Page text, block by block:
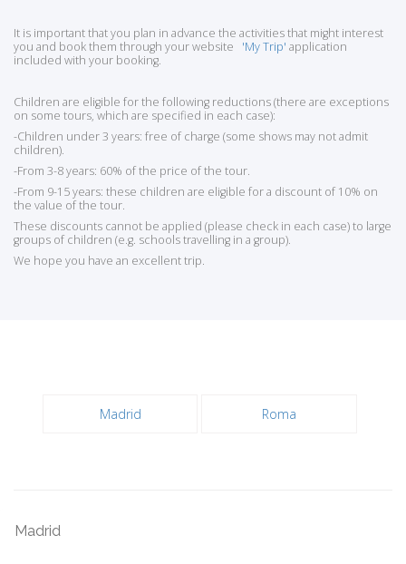
It is important that you plan in advance the activities that might interest
you and book them through your website 'My Trip' application
included with your booking.
Children are eligible for the following reductions (there are exceptions
on some tours, which are specified in each case):
-Children under 3 years: free of charge (some shows may not admit
children).
-From 3-8 years: 60% of the price of the tour.
-From 9-15 years: these children are eligible for a discount of 10% on
the value of the tour.
These discounts cannot be applied (please check in each case) to large
groups of children (e.g. schools travelling in a group).
We hope you have an excellent trip.
Madrid Roma
Madrid